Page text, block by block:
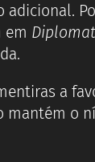
adicional.
em
a
mantém o